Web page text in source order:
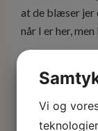
at de blæser jer
når I er her,
Marked, der
lokale
historiske
Vi og